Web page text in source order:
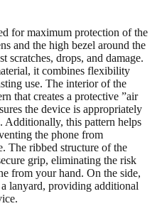
for maximum protection of the
and the high bezel around the
scratches, drops, and damage.
it combines flexibility
use. The interior of the
that creates a protective ”air
the device is appropriately
Additionally, this pattern helps
the phone from
The ribbed structure of the
grip, eliminating the risk
from your hand. On the side,
lanyard, providing additional